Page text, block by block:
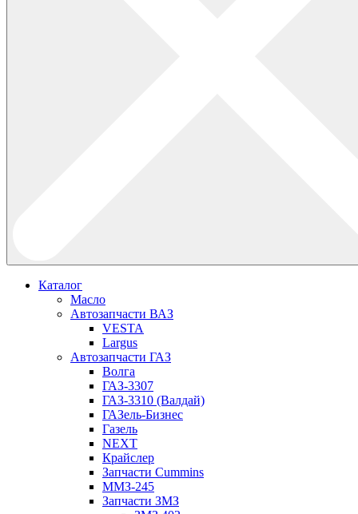
Каталог
Масло
Автозапчасти ВАЗ
VESTA
Largus
Автозапчасти ГАЗ
Волга
ГАЗ-3307
ГАЗ-3310 (Валдай)
ГАЗель-Бизнес
Газель
NEXT
Крайслер
Запчасти Cummins
ММЗ-245
Запчасти ЗМЗ